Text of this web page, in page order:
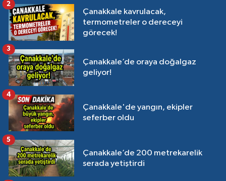
Çanakkale kavrulacak,
termometreler o dereceyi
görecek!
2
Çanakkale’de oraya doğalgaz
geliyor!
3
Çanakkale'de yangın, ekipler
seferber oldu
4
Çanakkale’de 200 metrekarelik
serada yetiştirdi
5